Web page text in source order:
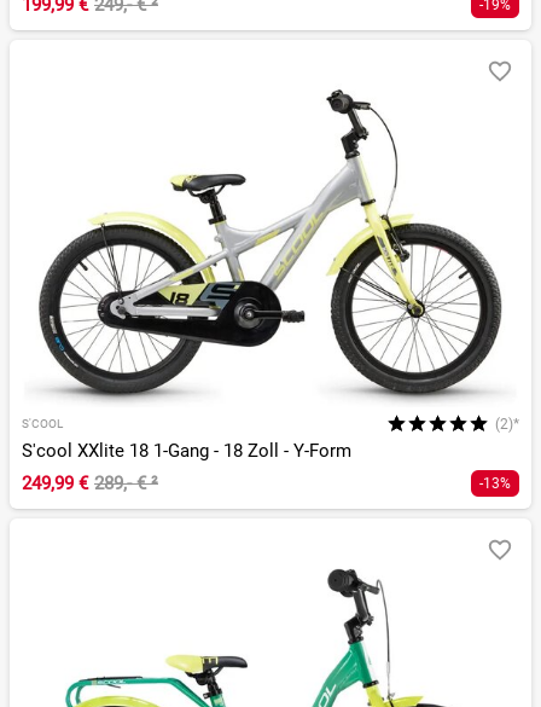
-19%
S'COOL (2)*
S'cool XXlite 18 1-Gang - 18 Zoll - Y-Form
249,99 € 289,- €² -13%